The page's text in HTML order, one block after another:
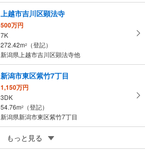
上越市吉川区顕法寺
500万円
7K
272.42m2
（登記）
新潟県上越市吉川区顕法寺他
新潟市東区紫竹7丁目
1,150万円
3DK
54.76m2
（登記）
新潟県新潟市東区紫竹7丁目
成約でもらえる
新潟市東区河渡3丁目
もっと見る